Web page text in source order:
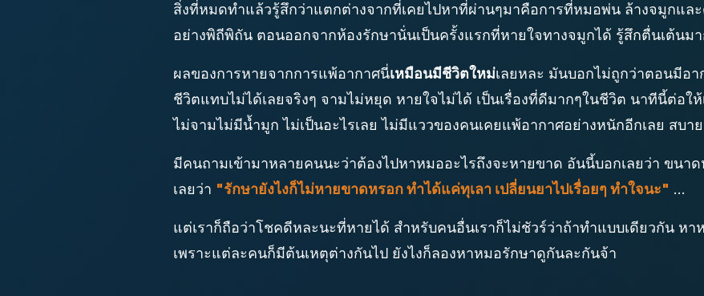
สิ่งที่หมดทำแล้วรู้สึกว่าแตกต่างจากที่เคยไปหาที่ผ่านๆมาคือการที่หมอพ่น ล้างจมูกแล
อย่างพิถีพิถัน ตอนออกจากห้องรักษานั่นเป็นครั้งแรกที่หายใจทางจมูกได้ รู้สึกตื่นเต้นม
ผลของการหายจากการแพ้อากาศนี่เหมือนมีชีวิตใหม่เลยหละ มันบอกไม่ถูกว่าตอนมีอ
ชีวิตแทบไม่ได้เลยจริงๆ จามไม่หยุด หายใจไม่ได้ เป็นเรื่องที่ดีมากๆในชีวิต นาทีนี้ต่อใ
ไม่จามไม่มีน้ำมูก ไม่เป็นอะไรเลย ไม่มีแววของคนเคยแพ้อากาศอย่างหนักอีกเลย สบา
มีคนถามเข้ามาหลายคนนะว่าต้องไปหาหมออะไรถึงจะหายขาด อันนี้บอกเลยว่า ขนา
เลยว่า "รักษายังไงก็ไม่หายขาดหรอก ทำได้แค่ทุเลา เปลี่ยนยาไปเรื่อยๆ ทำใจนะ" ...
แต่เราก็ถือว่าโชคดีหละนะที่หายได้ สำหรับคนอื่นเราก็ไม่ชัวร์ว่าถ้าทำแบบเดียวกัน ห
เพราะแต่ละคนก็มีต้นเหตุต่างกันไป ยังไงก็ลองหาหมอรักษาดูกันละกันจ้า